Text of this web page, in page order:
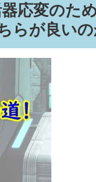
器応変の
らが良い